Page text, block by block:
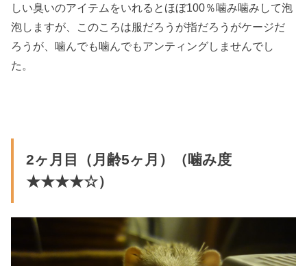
しい臭いのアイテムをいれるとほぼ100％噛み噛みして泡
泡しますが、このころは服だろうが指だろうがケージだ
ろうが、噛んでも噛んでもアンティングしませんでし
た。
2ヶ月目（月齢5ヶ月）（噛み度
★★★★☆）